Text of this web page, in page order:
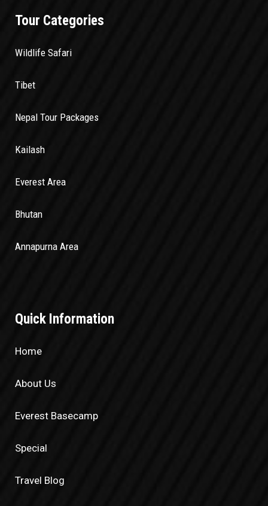
Tour Categories
Wildlife Safari
Tibet
Nepal Tour Packages
Kailash
Everest Area
Bhutan
Annapurna Area
Quick Information
Home
About Us
Everest Basecamp
Special
Travel Blog